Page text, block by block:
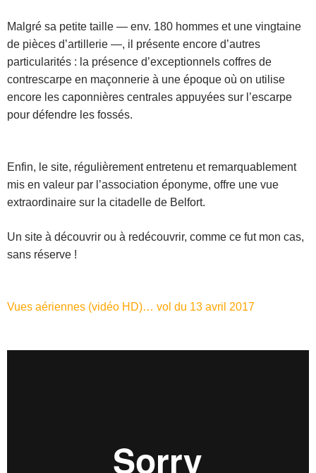
Malgré sa petite taille — env. 180 hommes et une vingtaine
de pièces d’artillerie —, il présente encore d’autres
particularités : la présence d’exceptionnels coffres de
contrescarpe en maçonnerie à une époque où on utilise
encore les caponnières centrales appuyées sur l’escarpe
pour défendre les fossés.
Enfin, le site, régulièrement entretenu et remarquablement
mis en valeur par l’association éponyme, offre une vue
extraordinaire sur la citadelle de Belfort.
Un site à découvrir ou à redécouvrir, comme ce fut mon cas,
sans réserve !
Vues aériennes (vidéo HD)… vol du 13 avril 2017